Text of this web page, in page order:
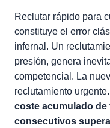
Reclutar rápido para
constituye el error
infernal. Un
presión, genera
competencial. La
reclutamiento
coste acumulado
consecutivos